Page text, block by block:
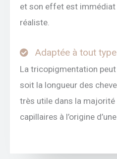
et son effet est immédiat
réaliste.
Adaptée à tout
La tricopigmentation
soit la longueur des
très utile dans la
capillaires à l’origine